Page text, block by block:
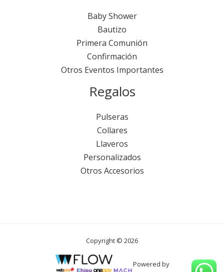
Baby Shower
Bautizo
Primera Comunión
Confirmación
Otros Eventos Importantes
Regalos
Pulseras
Collares
Llaveros
Personalizados
Otros Accesorios
Copyright © 2026
Powered by